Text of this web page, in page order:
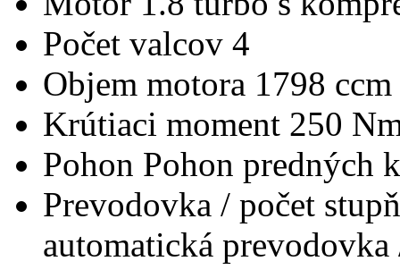
Počet valcov 4
Objem motora 1798 ccm
Krútiaci moment 250
Pohon Pohon predných
Prevodovka / počet
automatická prevodovka